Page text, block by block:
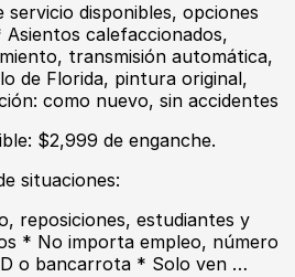
servicio disponibles, opciones
calefaccionados,
transmisión automática,
de Florida, pintura original,
como nuevo, sin accidentes
$2,999 de enganche.
situaciones:
reposiciones, estudiantes y
* No importa empleo, número
o bancarrota * Solo ven …